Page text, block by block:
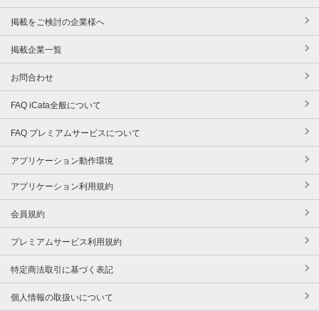
掲載をご検討の企業様へ
掲載企業一覧
お問合わせ
FAQ iCata全般について
FAQ プレミアムサービスについて
アプリケーション動作環境
アプリケーション利用規約
会員規約
プレミアムサービス利用規約
特定商法取引に基づく表記
個人情報の取扱いについて